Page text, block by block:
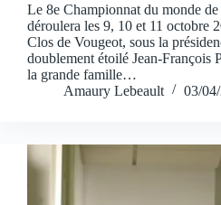
Le 8e Championnat du monde
déroulera les 9, 10 et 11 octobre
Clos de Vougeot, sous la
doublement étoilé Jean-François
la grande famille…
Amaury Lebeault
03/